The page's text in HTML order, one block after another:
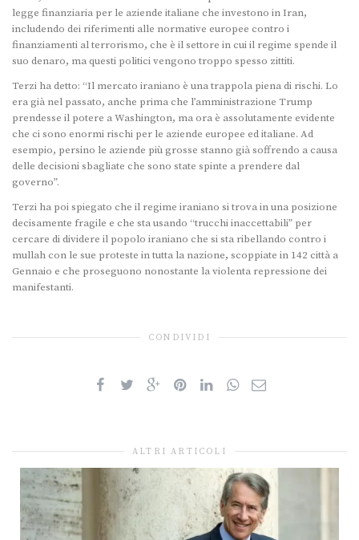
legge finanziaria per le aziende italiane che investono in Iran,
includendo dei riferimenti alle normative europee contro i
finanziamenti al terrorismo, che è il settore in cui il regime spende il
suo denaro, ma questi politici vengono troppo spesso zittiti.
Terzi ha detto: “Il mercato iraniano è una trappola piena di rischi. Lo
era già nel passato, anche prima che l’amministrazione Trump
prendesse il potere a Washington, ma ora è assolutamente evidente
che ci sono enormi rischi per le aziende europee ed italiane. Ad
esempio, persino le aziende più grosse stanno già soffrendo a causa
delle decisioni sbagliate che sono state spinte a prendere dal
governo”.
Terzi ha poi spiegato che il regime iraniano si trova in una posizione
decisamente fragile e che sta usando “trucchi inaccettabili” per
cercare di dividere il popolo iraniano che si sta ribellando contro i
mullah con le sue proteste in tutta la nazione, scoppiate in 142 città a
Gennaio e che proseguono nonostante la violenta repressione dei
manifestanti.
CONDIVIDI
ALTRI ARTICOLI